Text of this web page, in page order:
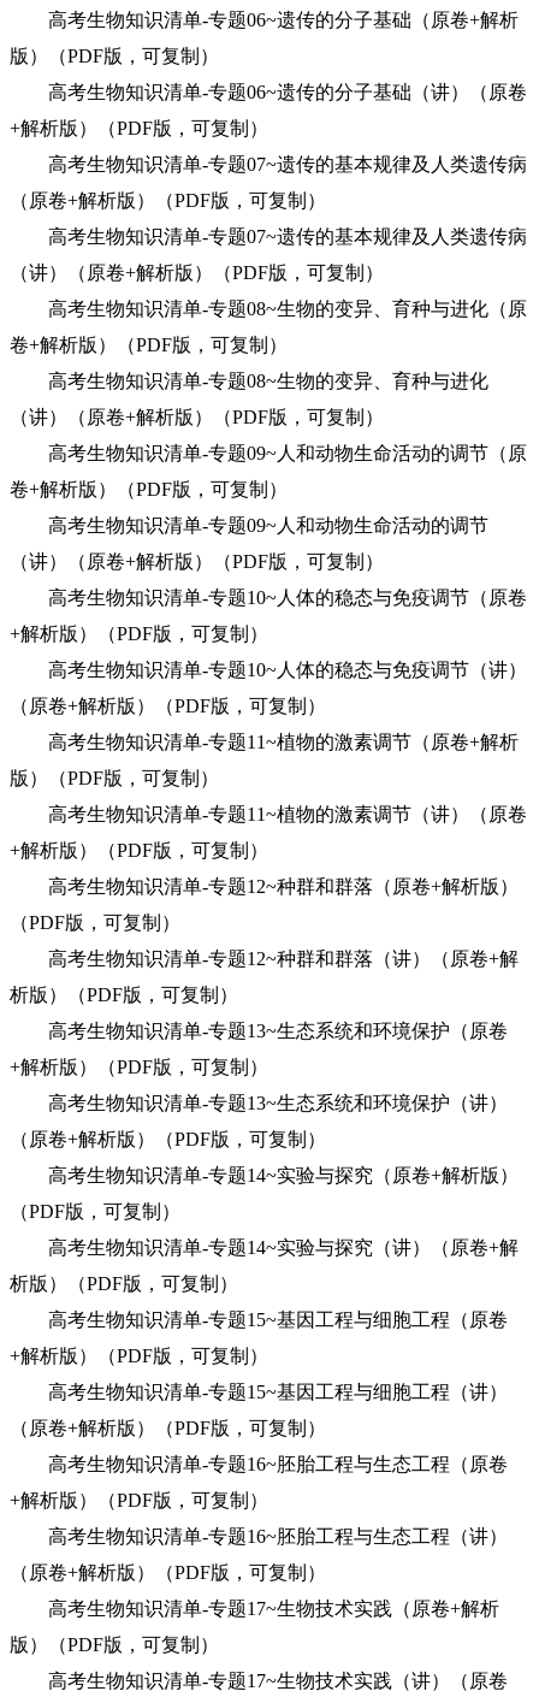
高考生物知识清单-专题06~遗传的分子基础（原卷+解析
版）（PDF版，可复制）
高考生物知识清单-专题06~遗传的分子基础（讲）（原卷
+解析版）（PDF版，可复制）
高考生物知识清单-专题07~遗传的基本规律及人类遗传病
（原卷+解析版）（PDF版，可复制）
高考生物知识清单-专题07~遗传的基本规律及人类遗传病
（讲）（原卷+解析版）（PDF版，可复制）
高考生物知识清单-专题08~生物的变异、育种与进化（原
卷+解析版）（PDF版，可复制）
高考生物知识清单-专题08~生物的变异、育种与进化
（讲）（原卷+解析版）（PDF版，可复制）
高考生物知识清单-专题09~人和动物生命活动的调节（原
卷+解析版）（PDF版，可复制）
高考生物知识清单-专题09~人和动物生命活动的调节
（讲）（原卷+解析版）（PDF版，可复制）
高考生物知识清单-专题10~人体的稳态与免疫调节（原卷
+解析版）（PDF版，可复制）
高考生物知识清单-专题10~人体的稳态与免疫调节（讲）
（原卷+解析版）（PDF版，可复制）
高考生物知识清单-专题11~植物的激素调节（原卷+解析
版）（PDF版，可复制）
高考生物知识清单-专题11~植物的激素调节（讲）（原卷
+解析版）（PDF版，可复制）
高考生物知识清单-专题12~种群和群落（原卷+解析版）
（PDF版，可复制）
高考生物知识清单-专题12~种群和群落（讲）（原卷+解
析版）（PDF版，可复制）
高考生物知识清单-专题13~生态系统和环境保护（原卷
+解析版）（PDF版，可复制）
高考生物知识清单-专题13~生态系统和环境保护（讲）
（原卷+解析版）（PDF版，可复制）
高考生物知识清单-专题14~实验与探究（原卷+解析版）
（PDF版，可复制）
高考生物知识清单-专题14~实验与探究（讲）（原卷+解
析版）（PDF版，可复制）
高考生物知识清单-专题15~基因工程与细胞工程（原卷
+解析版）（PDF版，可复制）
高考生物知识清单-专题15~基因工程与细胞工程（讲）
（原卷+解析版）（PDF版，可复制）
高考生物知识清单-专题16~胚胎工程与生态工程（原卷
+解析版）（PDF版，可复制）
高考生物知识清单-专题16~胚胎工程与生态工程（讲）
（原卷+解析版）（PDF版，可复制）
高考生物知识清单-专题17~生物技术实践（原卷+解析
版）（PDF版，可复制）
高考生物知识清单-专题17~生物技术实践（讲）（原卷